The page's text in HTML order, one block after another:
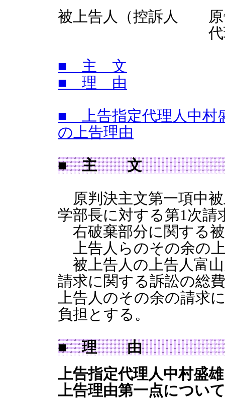
被上告人（控訴人 原
代理人 手取
■ 主 文
■ 理 由
■ 上告指定代理人中村
の上告理由
■ 主 文
原判決主文第一項中
学部長に対する第1次
右破棄部分に関する
上告人らのその余の
被上告人の上告人富
請求に関する訴訟の総
上告人のその余の請求
負担とする。
■ 理 由
上告指定代理人中村盛
上告理由第一点について